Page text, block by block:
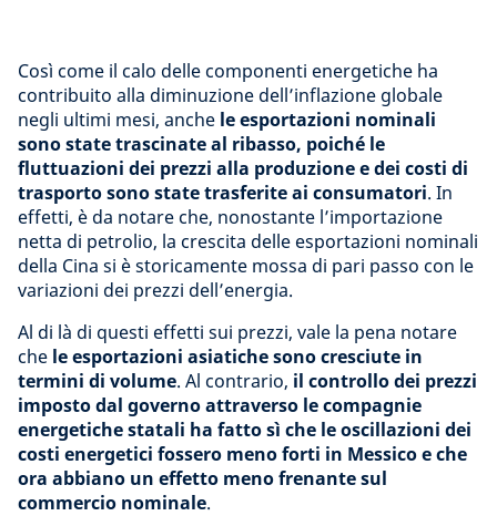
Così come il calo delle componenti energetiche ha
contribuito alla diminuzione dell’inflazione globale
negli ultimi mesi, anche le esportazioni nominali
sono state trascinate al ribasso, poiché le
fluttuazioni dei prezzi alla produzione e dei costi di
trasporto sono state trasferite ai consumatori. In
effetti, è da notare che, nonostante l’importazione
netta di petrolio, la crescita delle esportazioni nominali
della Cina si è storicamente mossa di pari passo con le
variazioni dei prezzi dell’energia.
Al di là di questi effetti sui prezzi, vale la pena notare
che le esportazioni asiatiche sono cresciute in
termini di volume. Al contrario, il controllo dei prezzi
imposto dal governo attraverso le compagnie
energetiche statali ha fatto sì che le oscillazioni dei
costi energetici fossero meno forti in Messico e che
ora abbiano un effetto meno frenante sul
commercio nominale.